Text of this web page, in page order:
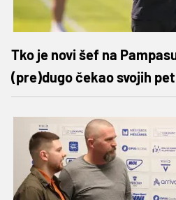
Tko je novi šef na
(pre)dugo čekao svojih